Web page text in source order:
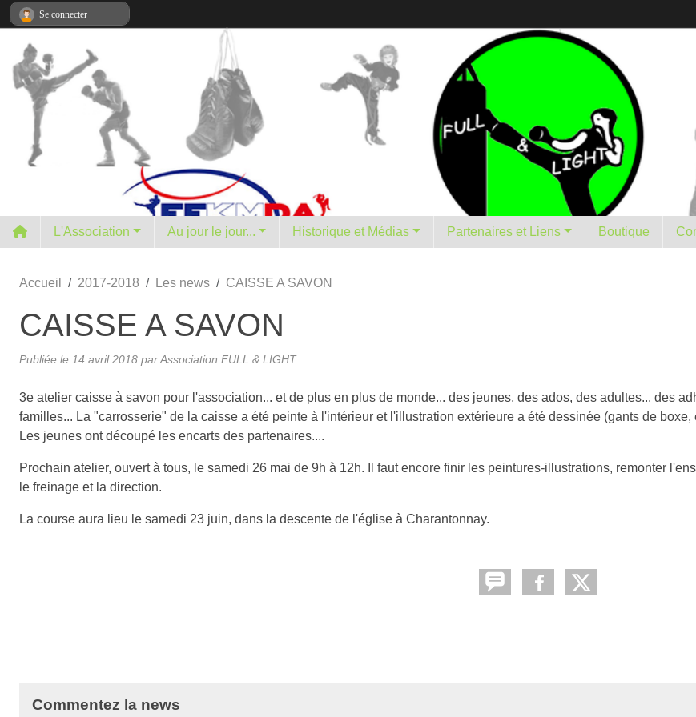
L'Association Au jour le jour... Historique et Médias Partenaires et Liens Boutique
Accueil 2017-2018 Les news CAISSE A SAVON
CAISSE A SAVON
Publiée le 14 avril 2018 par Association FULL & LIGHT
3e atelier caisse à savon pour l'association... et de plus en plus de monde... des jeunes, des ados, des adultes... des
familles... La "carrosserie" de la caisse a été peinte à l'intérieur et l'illustration extérieure a été dessinée (gants de boxe,
Les jeunes ont découpé les encarts des partenaires....
Prochain atelier, ouvert à tous, le samedi 26 mai de 9h à 12h. Il faut encore finir les peintures-illustrations, remonter
le freinage et la direction.
La course aura lieu le samedi 23 juin, dans la descente de l'église à Charantonnay.
Commentez la news
Se connecter
Panneau de gestion des cookies